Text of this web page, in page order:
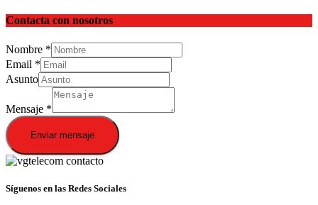
Contacta con nosotros
Nombre *
Email *
Asunto
Mensaje *
Enviar mensaje
Síguenos en las Redes Sociales